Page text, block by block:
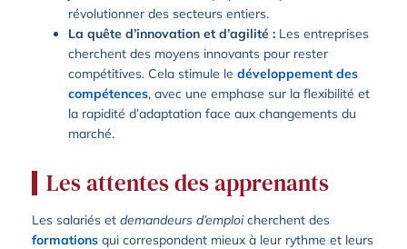
révolutionner des secteurs entiers.
La quête d’innovation et d’agilité : Les entreprises
cherchent des moyens innovants pour rester
compétitives. Cela stimule le développement des
compétences, avec une emphase sur la flexibilité et
la rapidité d’adaptation face aux changements du
marché.
Les attentes des apprenants
Les salariés et demandeurs d’emploicherchent des
formations qui correspondent mieux à leur rythme et leurs